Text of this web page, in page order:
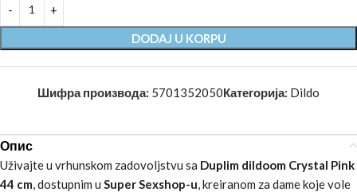
DODAJ U KORPU
Шифра производа: 5701352050Категорија: Dildo
Опис
Uživajte u vrhunskom zadovoljstvu sa Duplim dildoom Crystal Pink
44 cm, dostupnim u Super Sexshop-u, kreiranom za dame koje vole